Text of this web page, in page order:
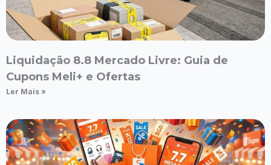
Liquidação 8.8 Mercado Livre: Guia de
Cupons Meli+ e Ofertas
Ler Mais »